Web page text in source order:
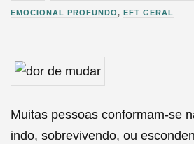
1
0
EMOCIONAL PROFUNDO, EFT GERAL
Muitas pessoas conformam-se
indo, sobrevivendo, ou